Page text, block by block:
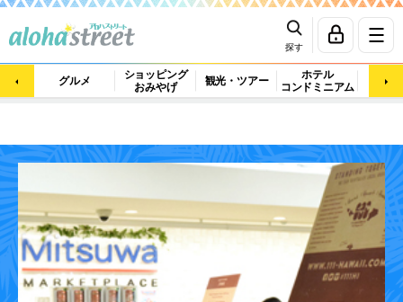
探す
グルメ
ショッピング
おみやげ
観光・ツアー
ホテル
コンドミニアム
マッ